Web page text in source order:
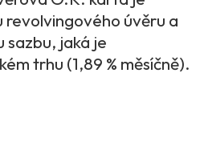
revolvingového úvěru a
sazbu, jaká je
trhu (1,89 % měsíčně).